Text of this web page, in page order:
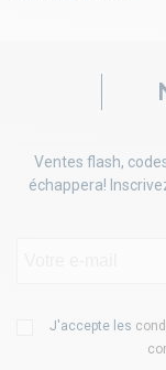
Ventes flash,
échappera!
J'accepte les